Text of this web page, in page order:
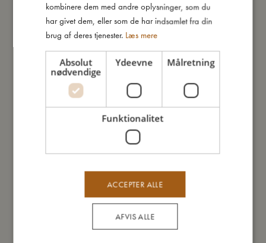
Du vil måske også kunne lide
kombinere dem med andre oplysninger, som du
har givet dem, eller som de har indsamlet fra din
brug af deres tjenester. Læs mere
Absolut
nødvendige
Ydeevne Målretning
Funktionalitet
ACCEPTER ALLE
AFVIS ALLE